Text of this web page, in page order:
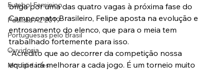
Futebol Feminino
Paulista A2 2019
Portuguesas pelo Brasil
Ouvidoria
Modalidades
briga por uma das quatro vagas à próxima fase do
Campeonato Brasileiro, Felipe aposta na evolução e
entrosamento do elenco, que para o meia tem
trabalhado fortemente para isso.
“Acredito que ao decorrer da competição nossa
equipe irá melhorar a cada jogo. É um torneio muito